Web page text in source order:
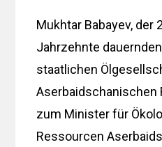
Mukhtar Babayev, der
Jahrzehnte
staatlichen
Aserbaidschanischen
zum Minister für
Ressourcen